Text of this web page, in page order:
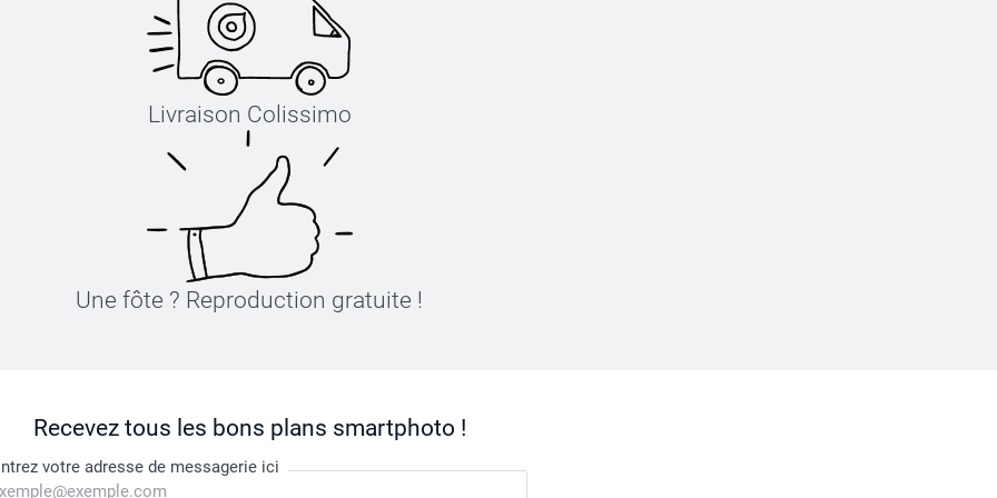
Livraison Colissimo
Une fôte ? Reproduction gratuite !
Recevez tous les bons plans smartphoto !
votre adresse de messagerie ici